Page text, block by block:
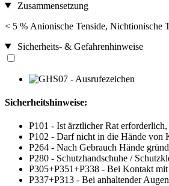
Zusammensetzung
< 5 % Anionische Tenside, Nichtionische
Sicherheits- & Gefahrenhinweise
Sicherheitshinweise:
P101 - Ist ärztlicher Rat
P102 - Darf nicht in die Hände von
P264 - Nach Gebrauch Hände
P280 - Schutzhandschuhe /
P305+P351+P338 - Bei Kontakt
P337+P313 - Bei anhaltender